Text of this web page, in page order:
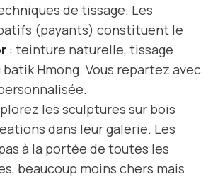
de tissage. Les
(payants) constituent le
: teinture naturelle, tissage
Hmong. Vous repartez avec
les sculptures sur bois
dans leur galerie. Les
à la portée de toutes les
beaucoup moins chers mais